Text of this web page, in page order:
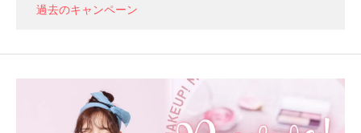
過去のキャンペーン